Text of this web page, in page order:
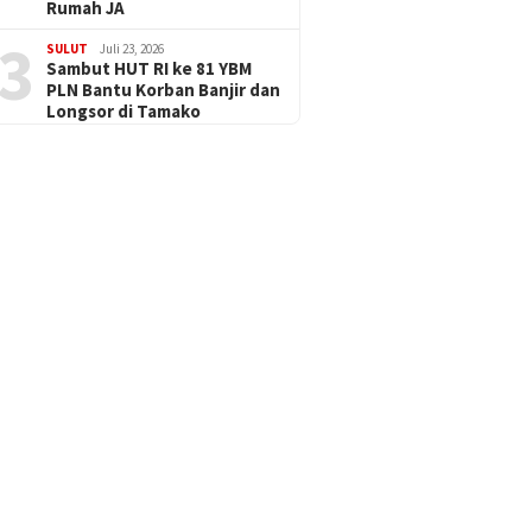
Rumah JA
SULUT Juli 23, 2026
Sambut HUT RI ke 81 YBM
PLN Bantu Korban Banjir dan
Longsor di Tamako